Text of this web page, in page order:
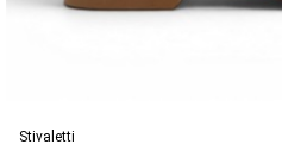
Stivaletti